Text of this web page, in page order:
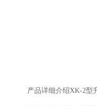
产品详细介绍XK-2型